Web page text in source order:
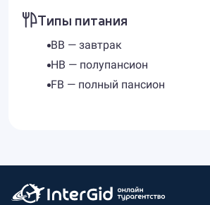
Типы питания
BB — завтрак
HB — полупансион
FB — полный пансион